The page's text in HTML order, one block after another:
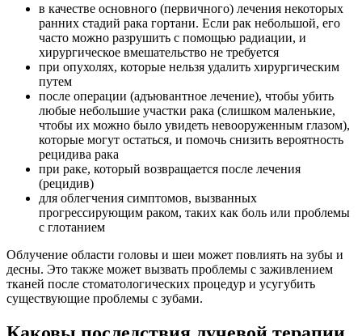
в качестве основного (первичного) лечения некоторых
ранних стадий рака гортани. Если рак небольшой, его
часто можно разрушить с помощью радиации, и
хирургическое вмешательство не требуется
при опухолях, которые нельзя удалить хирургическим
путем
после операции (адъювантное лечение), чтобы убить
любые небольшие участки рака (слишком маленькие,
чтобы их можно было увидеть невооруженным глазом),
которые могут остаться, и помочь снизить вероятность
рецидива рака
при раке, который возвращается после лечения
(рецидив)
для облегчения симптомов, вызванных
прогрессирующим раком, таких как боль или проблемы
с глотанием
Облучение области головы и шеи может повлиять на зубы и
десны. Это также может вызвать проблемы с заживлением
тканей после стоматологических процедур и усугубить
существующие проблемы с зубами.